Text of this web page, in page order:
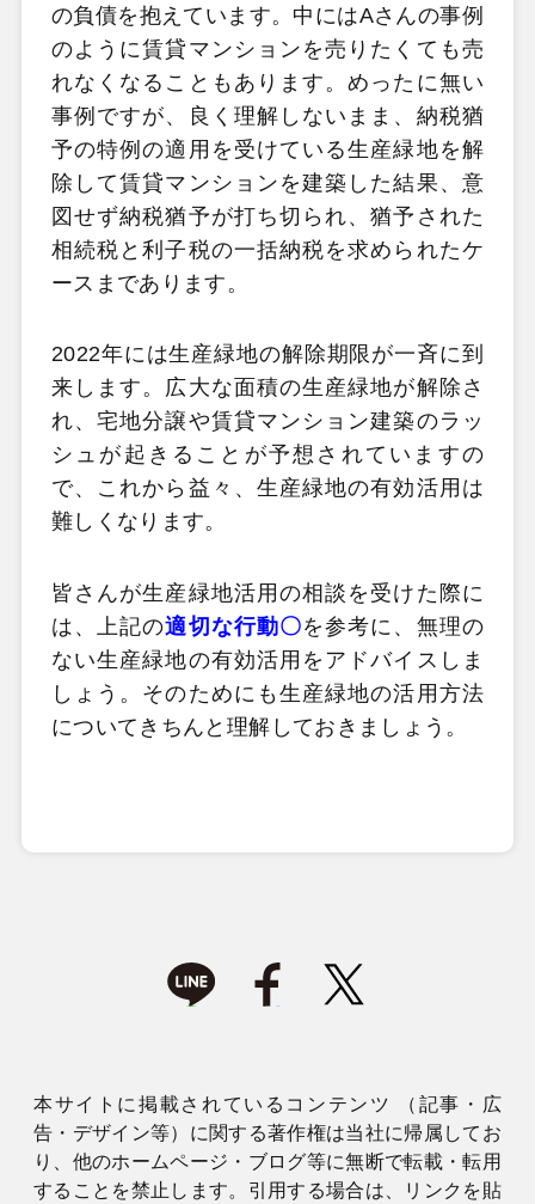
の負債を抱えています。中にはAさんの事例
のように賃貸マンションを売りたくても売
れなくなることもあります。めったに無い
事例ですが、良く理解しないまま、納税猶
予の特例の適用を受けている生産緑地を解
除して賃貸マンションを建築した結果、意
図せず納税猶予が打ち切られ、猶予された
相続税と利子税の一括納税を求められたケ
ースまであります。
2022年には生産緑地の解除期限が一斉に到
来します。広大な面積の生産緑地が解除さ
れ、宅地分譲や賃貸マンション建築のラッ
シュが起きることが予想されていますの
で、これから益々、生産緑地の有効活用は
難しくなります。
皆さんが生産緑地活用の相談を受けた際に
は、上記の適切な行動〇を参考に、無理の
ない生産緑地の有効活用をアドバイスしま
しょう。そのためにも生産緑地の活用方法
についてきちんと理解しておきましょう。
本サイトに掲載されているコンテンツ （記事・広
告・デザイン等）に関する著作権は当社に帰属してお
り、他のホームページ・ブログ等に無断で転載・転用
することを禁止します。引用する場合は、リンクを貼